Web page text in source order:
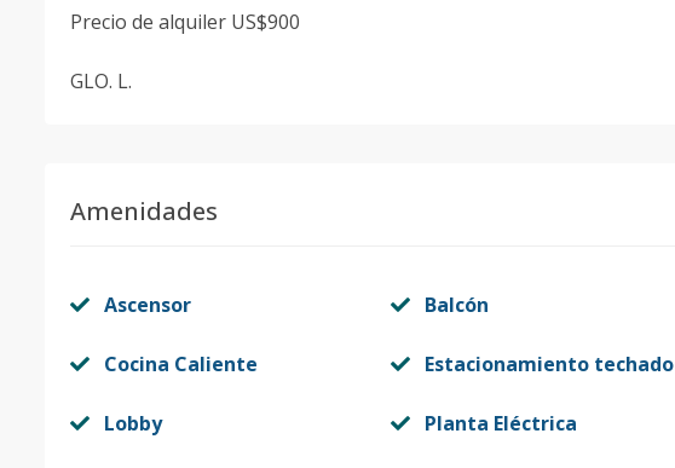
Precio de alquiler US$900
GLO. L.
Amenidades
Ascensor Balcón
Cocina Caliente Estacionamiento techado
Lobby Planta Eléctrica